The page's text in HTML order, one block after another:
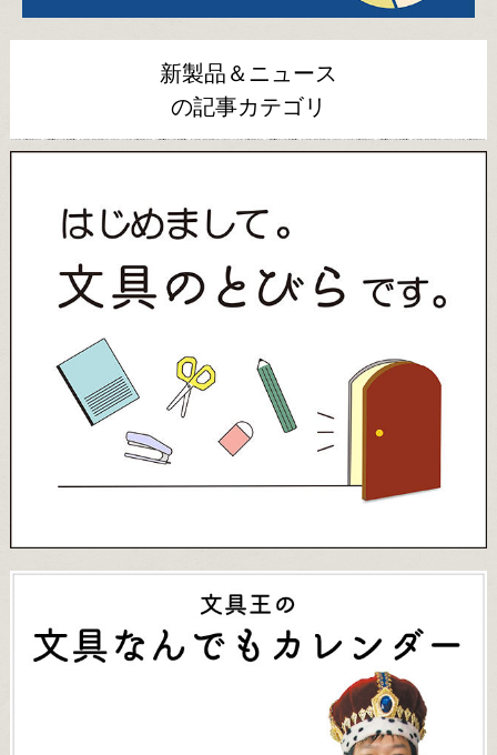
新製品＆ニュース
の記事カテゴリ